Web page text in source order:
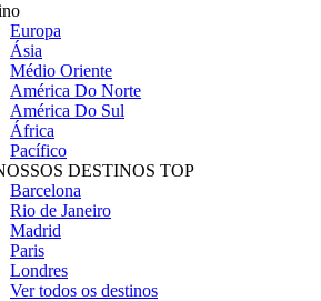
Europa
Ásia
Médio Oriente
América Do Norte
América Do Sul
África
Pacífico
DESTINOS TOP
Barcelona
Rio de Janeiro
Madrid
Paris
Londres
Ver todos os destinos